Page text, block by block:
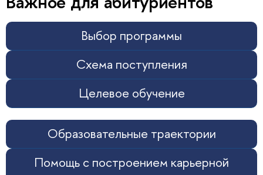
Выбор программы
Схема поступления
Целевое обучение
Образовательные траектории
Помощь с построением карьерной